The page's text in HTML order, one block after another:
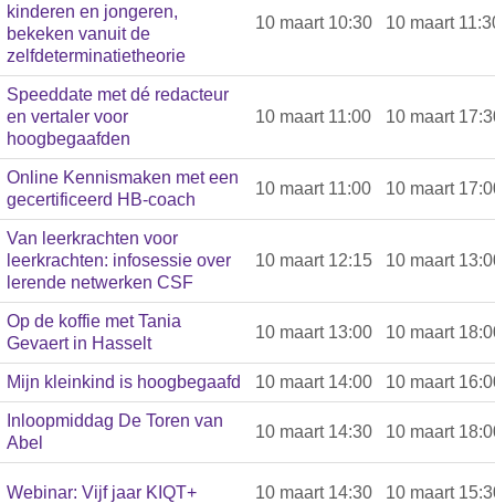
kinderen en jongeren,
bekeken vanuit de
zelfdeterminatietheorie
10 maart 10:30 10 maart
Speeddate met dé redacteur
en vertaler voor
hoogbegaafden
10 maart 11:00 10 maart
Online Kennismaken met een
gecertificeerd HB-coach
10 maart 11:00 10 maart
Van leerkrachten voor
leerkrachten: infosessie over
lerende netwerken CSF
10 maart 12:15 10 maart
Op de koffie met Tania
Gevaert in Hasselt
10 maart 13:00 10 maart
Mijn kleinkind is hoogbegaafd 10 maart 14:00 10 maart
Inloopmiddag De Toren van
Abel
10 maart 14:30 10 maart
Webinar: Vijf jaar KIQT+ 10 maart 14:30 10 maart